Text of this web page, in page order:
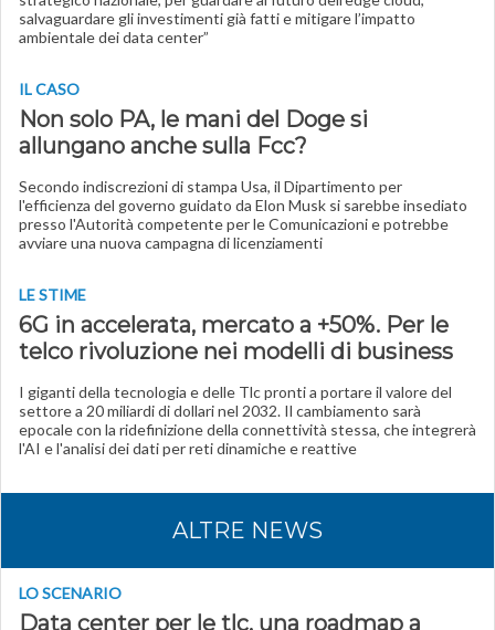
salvaguardare gli investimenti già fatti e mitigare l’impatto
ambientale dei data center”
IL CASO
Non solo PA, le mani del Doge si
allungano anche sulla Fcc?
Secondo indiscrezioni di stampa Usa, il Dipartimento per
l'efficienza del governo guidato da Elon Musk si sarebbe insediato
presso l'Autorità competente per le Comunicazioni e potrebbe
avviare una nuova campagna di licenziamenti
LE STIME
6G in accelerata, mercato a +50%. Per le
telco rivoluzione nei modelli di business
I giganti della tecnologia e delle Tlc pronti a portare il valore del
settore a 20 miliardi di dollari nel 2032. Il cambiamento sarà
epocale con la ridefinizione della connettività stessa, che integrerà
l'AI e l'analisi dei dati per reti dinamiche e reattive
ALTRE NEWS
LO SCENARIO
Data center per le tlc, una roadmap a